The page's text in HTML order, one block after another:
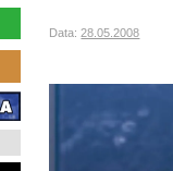
Data:28.05.2008